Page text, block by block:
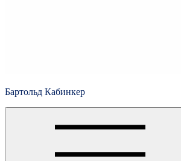
Бартольд Кабинкер